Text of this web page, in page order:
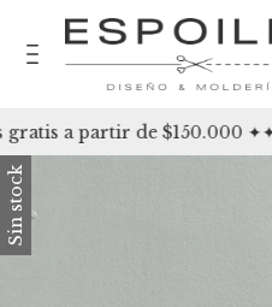
a partir de $150.000 ✦✦✦
Sin stock